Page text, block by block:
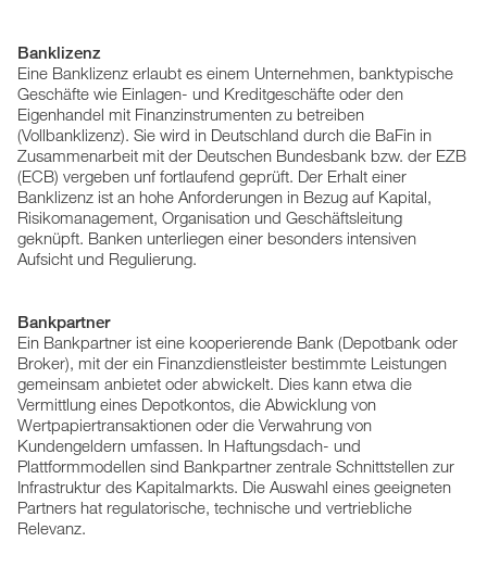
Banklizenz
Eine Banklizenz erlaubt es einem Unternehmen, banktypische
Geschäfte wie Einlagen- und Kreditgeschäfte oder den
Eigenhandel mit Finanzinstrumenten zu betreiben
(Vollbanklizenz). Sie wird in Deutschland durch die BaFin in
Zusammenarbeit mit der Deutschen Bundesbank bzw. der EZB
(ECB) vergeben unf fortlaufend geprüft. Der Erhalt einer
Banklizenz ist an hohe Anforderungen in Bezug auf Kapital,
Risikomanagement, Organisation und Geschäftsleitung
geknüpft. Banken unterliegen einer besonders intensiven
Aufsicht und Regulierung.
Bankpartner
Ein Bankpartner ist eine kooperierende Bank (Depotbank oder
Broker), mit der ein Finanzdienstleister bestimmte Leistungen
gemeinsam anbietet oder abwickelt. Dies kann etwa die
Vermittlung eines Depotkontos, die Abwicklung von
Wertpapiertransaktionen oder die Verwahrung von
Kundengeldern umfassen. In Haftungsdach- und
Plattformmodellen sind Bankpartner zentrale Schnittstellen zur
Infrastruktur des Kapitalmarkts. Die Auswahl eines geeigneten
Partners hat regulatorische, technische und vertriebliche
Relevanz.